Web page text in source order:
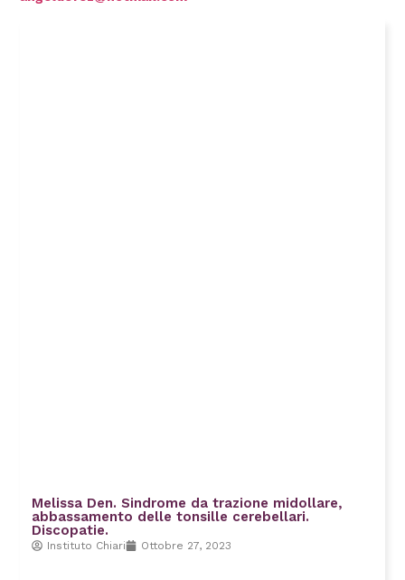
Melissa Den. Sindrome da trazione midollare,
abbassamento delle tonsille cerebellari.
Discopatie.
Instituto Chiari Ottobre 27, 2023